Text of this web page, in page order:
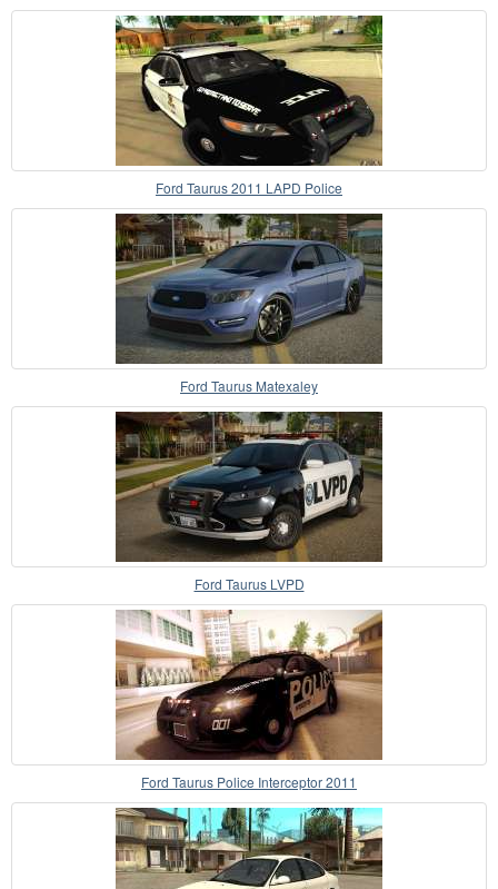
Ford Taurus 2011 LAPD Police
Ford Taurus Matexaley
Ford Taurus LVPD
Ford Taurus Police Interceptor 2011